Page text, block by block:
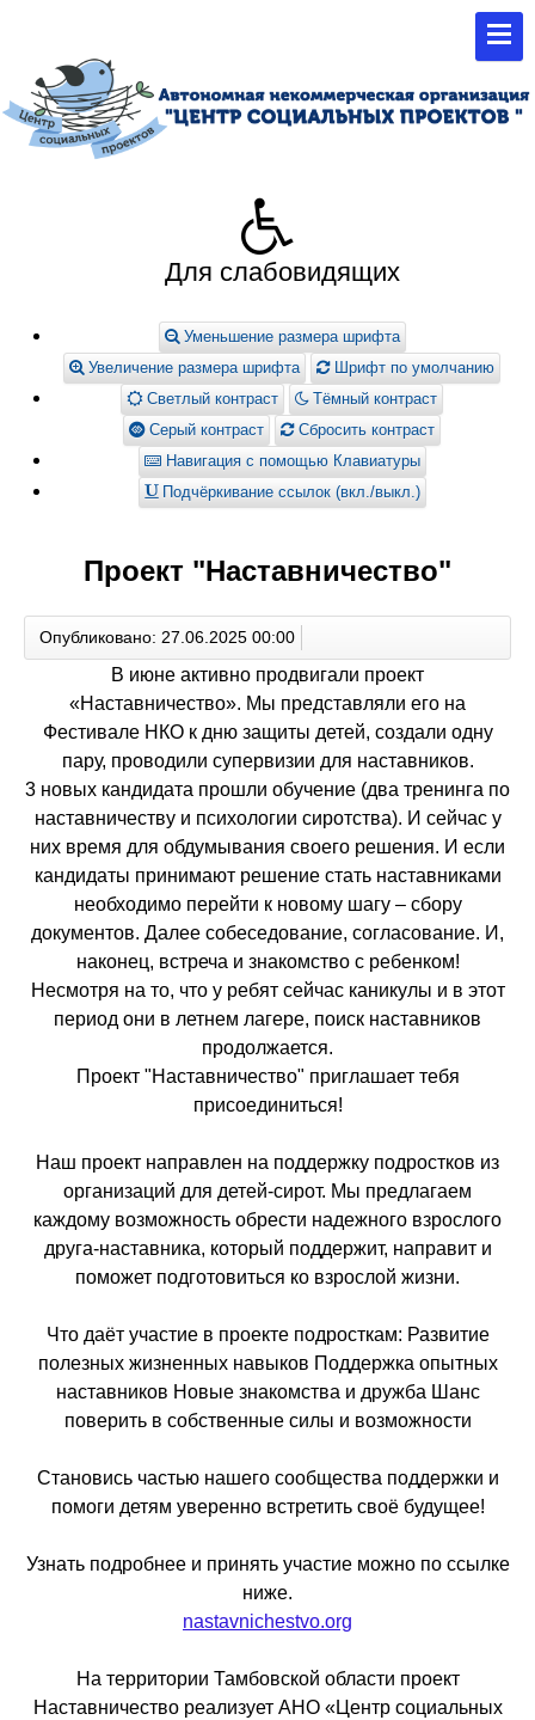
Для слабовидящих
Уменьшение размера шрифта
Увеличение размера шрифта
Шрифт по умолчанию
Светлый контраст
Тёмный контраст
Серый контраст
Сбросить контраст
Навигация с помощью Клавиатуры
Подчёркивание ссылок (вкл./выкл.)
Проект "Наставничество"
Опубликовано: 27.06.2025 00:00
В июне активно продвигали проект
«Наставничество». Мы представляли его на
Фестивале НКО к дню защиты детей, создали одну
пару, проводили супервизии для наставников.
3 новых кандидата прошли обучение (два тренинга по
наставничеству и психологии сиротства). И сейчас у
них время для обдумывания своего решения. И если
кандидаты принимают решение стать наставниками
необходимо перейти к новому шагу – сбору
документов. Далее собеседование, согласование. И,
наконец, встреча и знакомство с ребенком!
Несмотря на то, что у ребят сейчас каникулы и в этот
период они в летнем лагере, поиск наставников
продолжается.
Проект "Наставничество" приглашает тебя
присоединиться!
Наш проект направлен на поддержку подростков из
организаций для детей-сирот. Мы предлагаем
каждому возможность обрести надежного взрослого
друга-наставника, который поддержит, направит и
поможет подготовиться ко взрослой жизни.
Что даёт участие в проекте подросткам: Развитие
полезных жизненных навыков Поддержка опытных
наставников Новые знакомства и дружба Шанс
поверить в собственные силы и возможности
Становись частью нашего сообщества поддержки и
помоги детям уверенно встретить своё будущее!
Узнать подробнее и принять участие можно по ссылке
ниже.
nastavnichestvo.org
На территории Тамбовской области проект
Наставничество реализует АНО «Центр социальных